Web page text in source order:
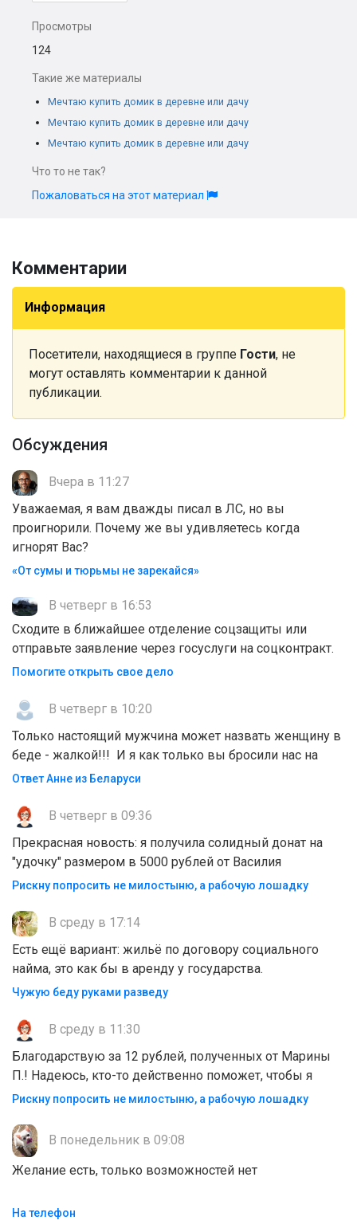
Просмотры
124
Такие же материалы
Мечтаю купить домик в деревне или дачу
Мечтаю купить домик в деревне или дачу
Мечтаю купить домик в деревне или дачу
Что то не так?
Пожаловаться на этот материал
Комментарии
Информация
Посетители, находящиеся в группе Гости, не
могут оставлять комментарии к данной
публикации.
Обсуждения
Вчера в 11:27
Уважаемая, я вам дважды писал в ЛС, но вы
проигнорили. Почему же вы удивляетесь когда
игнорят Вас?
«От сумы и тюрьмы не зарекайся»
В четверг в 16:53
Сходите в ближайшее отделение соцзащиты или
отправьте заявление через госуслуги на соцконтракт.
Помогите открыть свое дело
В четверг в 10:20
Только настоящий мужчина может назвать женщину в
беде - жалкой!!! И я как только вы бросили нас на
Ответ Анне из Беларуси
В четверг в 09:36
Прекрасная новость: я получила солидный донат на
"удочку" размером в 5000 рублей от Василия
Рискну попросить не милостыню, а рабочую лошадку
В среду в 17:14
Есть ещё вариант: жильё по договору социального
найма, это как бы в аренду у государства.
Чужую беду руками разведу
В среду в 11:30
Благодарствую за 12 рублей, полученных от Марины
П.! Надеюсь, кто-то действенно поможет, чтобы я
Рискну попросить не милостыню, а рабочую лошадку
В понедельник в 09:08
Желание есть, только возможностей нет
На телефон